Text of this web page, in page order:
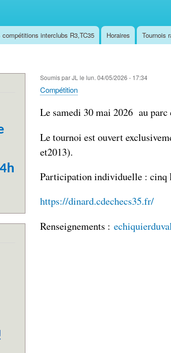
compétitions interclubs R3,TC35 Horaires Tournois
Soumis parJL le lun. 04/05/2026 - 17:34
Compétition
Le samedi 30 mai 2026 au
Le tournoi est ouvert
et2013).
Participation individuelle : cinq
https://dinard.cdechecs35.fr/
Renseignements :